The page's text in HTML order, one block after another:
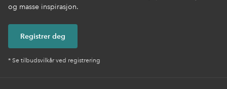
og masse inspirasjon.
Registrer deg
* Se tilbudsvilkår ved registrering